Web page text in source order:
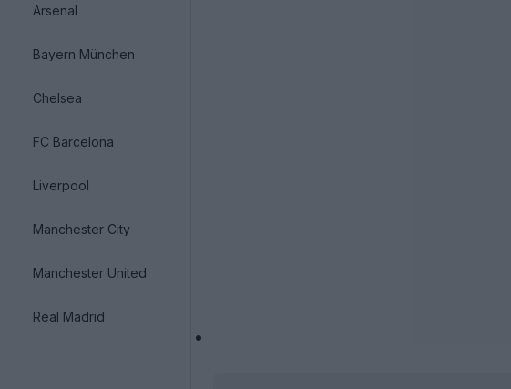
Arsenal
Bayern München
Chelsea
FC Barcelona
Liverpool
Manchester City
Manchester United
Real Madrid